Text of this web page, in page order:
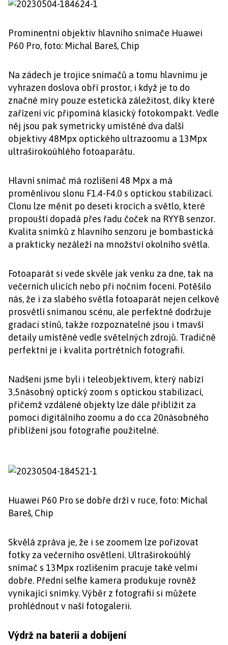
Prominentní objektiv hlavního snímače Huawei
P60 Pro, foto: Michal Bareš, Chip
Na zádech je trojice snímačů a tomu hlavnímu je
vyhrazen doslova obří prostor, i když je to do
značné míry pouze estetická záležitost, díky které
zařízení víc připomíná klasický fotokompakt. Vedle
něj jsou pak symetricky umístěné dva další
objektivy 48Mpx optického ultrazoomu a 13Mpx
ultraširokoúhlého fotoaparátu.
Hlavní snímač má rozlišení 48 Mpx a má
proměnlivou slonu F1.4-F4.0 s optickou stabilizací.
Clonu lze měnit po deseti krocích a světlo, které
propouští dopadá přes řadu čoček na RYYB senzor.
Kvalita snímků z hlavního senzoru je bombastická
a prakticky nezáleží na množství okolního světla.
Fotoaparát si vede skvěle jak venku za dne, tak na
večerních ulicích nebo při nočním focení. Potěšilo
nás, že i za slabého světla fotoaparát nejen celkově
prosvětlí snímanou scénu, ale perfektně dodržuje
gradaci stínů, takže rozpoznatelné jsou i tmavší
detaily umístěné vedle světelných zdrojů. Tradičně
perfektní je i kvalita portrétních fotografií.
Nadšeni jsme byli i teleobjektivem, který nabízí
3,5násobný optický zoom s optickou stabilizací,
přičemž vzdálené objekty lze dále přiblížit za
pomoci digitálního zoomu a do cca 20násobného
přiblížení jsou fotografie použitelné.
Huawei P60 Pro se dobře drží v ruce, foto: Michal
Bareš, Chip
Skvělá zpráva je, že i se zoomem lze pořizovat
fotky za večerního osvětlení. Ultraširokoúhlý
snímač s 13Mpx rozlišením pracuje také velmi
dobře. Přední selfie kamera produkuje rovněž
vynikající snímky. Výběr z fotografií si můžete
prohlédnout v naší fotogalerii.
Výdrž na baterii a dobíjení